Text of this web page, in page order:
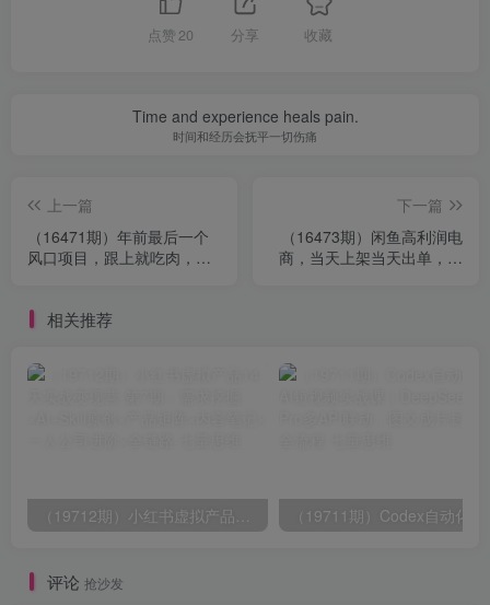
点赞 20 分享 收藏
Time and experience heals pain.
时间和经历会抚平一切伤痛
上一篇
（16471期）年前最后一个
风口项目，跟上就吃肉，一
下一篇
（16473期）闲鱼高利润电
商，当天上架当天出单，一
相关推荐
评论 抢沙发